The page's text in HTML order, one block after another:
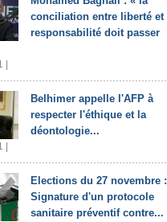
conciliation entre liberté et
responsabilité doit passer
Belhimer appelle l'AFP à
respecter l'éthique et la
déontologie...
Elections du 27 novembre :
Signature d'un protocole
sanitaire préventif contre...